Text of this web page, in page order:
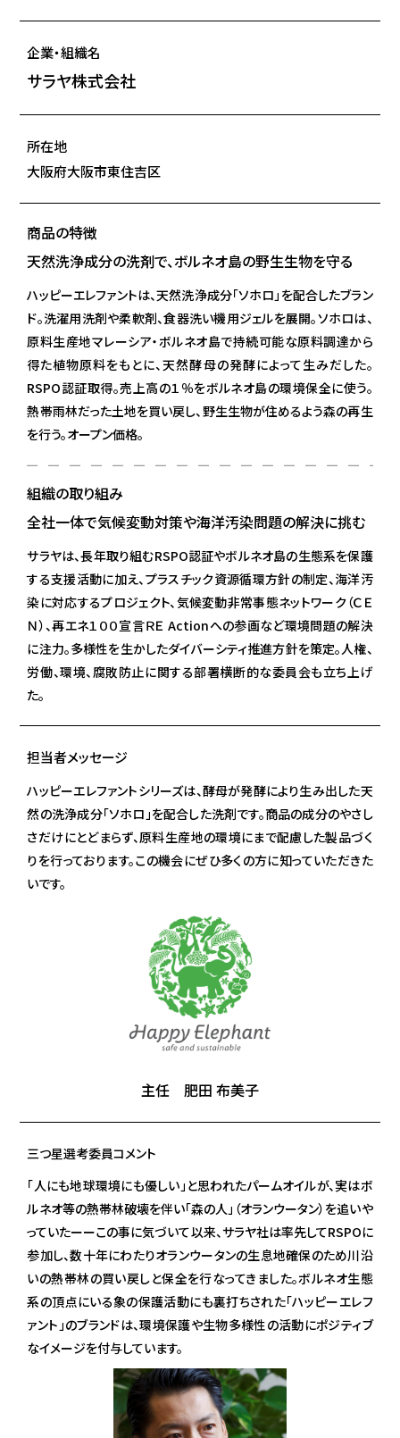
企業・組織名
サラヤ株式会社
所在地
大阪府大阪市東住吉区
商品の特徴
天然洗浄成分の洗剤で、ボルネオ島の野生生物を守る
ハッピーエレファントは、天然洗浄成分「ソホロ」を配合したブラン
ド。洗濯用洗剤や柔軟剤、食器洗い機用ジェルを展開。ソホロは、
原料生産地マレーシア・ボルネオ島で持続可能な原料調達から
得た植物原料をもとに、天然酵母の発酵によって生みだした。
RSPO認証取得。売上高の１％をボルネオ島の環境保全に使う。
熱帯雨林だった土地を買い戻し、野生生物が住めるよう森の再生
を行う。オープン価格。
組織の取り組み
全社一体で気候変動対策や海洋汚染問題の解決に挑む
サラヤは、長年取り組むRSPO認証やボルネオ島の生態系を保護
する支援活動に加え、プラスチック資源循環方針の制定、海洋汚
染に対応するプロジェクト、気候変動非常事態ネットワーク（ＣＥ
Ｎ）、再エネ１００宣言ＲＥ Actionへの参画など環境問題の解決
に注力。多様性を生かしたダイバーシティ推進方針を策定。人権、
労働、環境、腐敗防止に関する部署横断的な委員会も立ち上げ
た。
担当者メッセージ
ハッピーエレファントシリーズは、酵母が発酵により生み出した天
然の洗浄成分「ソホロ」を配合した洗剤です。商品の成分のやさし
さだけにとどまらず、原料生産地の環境にまで配慮した製品づく
りを行っております。この機会にぜひ多くの方に知っていただきた
いです。
主任 肥田 布美子
三つ星選考委員コメント
「人にも地球環境にも優しい」と思われたパームオイルが、実はボ
ルネオ等の熱帯林破壊を伴い「森の人」（オランウータン）を追いや
っていたーーこの事に気づいて以来、サラヤ社は率先してRSPOに
参加し、数十年にわたりオランウータンの生息地確保のため川沿
いの熱帯林の買い戻しと保全を行なってきました。ボルネオ生態
系の頂点にいる象の保護活動にも裏打ちされた「ハッピーエレフ
ァント」のブランドは、環境保護や生物多様性の活動にポジティブ
なイメージを付与しています。